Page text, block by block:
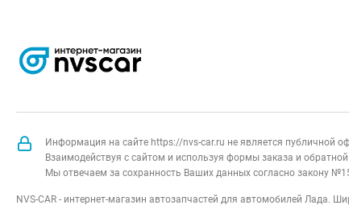
Информация на сайте https://nvs-car.ru не является публичной
Взаимодействуя с сайтом и используя формы заказа и
Мы отвечаем за сохранность Ваших данных согласно закону
NVS-CAR - интернет-магазин автозапчастей для автомобилей Лада.